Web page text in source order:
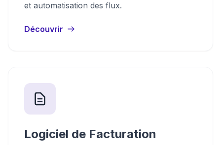
et automatisation des flux.
Découvrir
Logiciel de Facturation